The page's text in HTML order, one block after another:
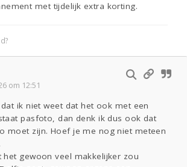
met tijdelijk extra korting.
om 12:51
ik niet weet dat het ook met een
pasfoto, dan denk ik dus ook dat
moet zijn. Hoef je me nog niet meteen
het gewoon veel makkelijker zou